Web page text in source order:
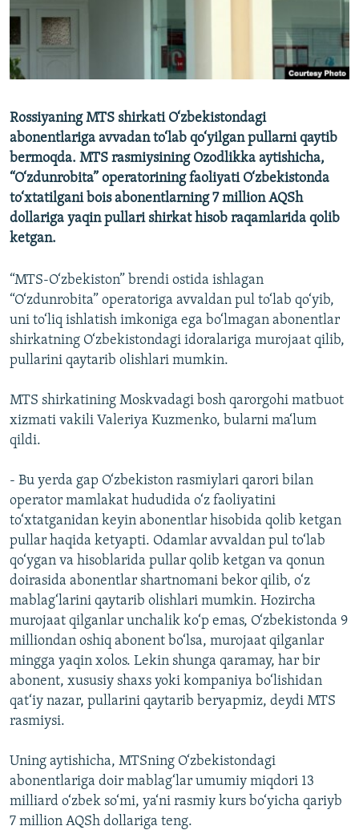
Rossiyaning MTS shirkati O‘zbekistondagi
abonentlariga avvadan to‘lab qo‘yilgan pullarni qaytib
bermoqda. MTS rasmiysining Ozodlikka aytishicha,
“O‘zdunrobita” operatorining faoliyati O‘zbekistonda
to‘xtatilgani bois abonentlarning 7 million AQSh
dollariga yaqin pullari shirkat hisob raqamlarida qolib
ketgan.
“MTS-O‘zbekiston” brendi ostida ishlagan
“O‘zdunrobita” operatoriga avvaldan pul to‘lab qo‘yib,
uni to‘liq ishlatish imkoniga ega bo‘lmagan abonentlar
shirkatning O‘zbekistondagi idoralariga murojaat qilib,
pullarini qaytarib olishlari mumkin.
MTS shirkatining Moskvadagi bosh qarorgohi matbuot
xizmati vakili Valeriya Kuzmenko, bularni ma‘lum
qildi.
- Bu yerda gap O‘zbekiston rasmiylari qarori bilan
operator mamlakat hududida o‘z faoliyatini
to‘xtatganidan keyin abonentlar hisobida qolib ketgan
pullar haqida ketyapti. Odamlar avvaldan pul to‘lab
qo‘ygan va hisoblarida pullar qolib ketgan va qonun
doirasida abonentlar shartnomani bekor qilib, o‘z
mablag‘larini qaytarib olishlari mumkin. Hozircha
murojaat qilganlar unchalik ko‘p emas, O‘zbekistonda 9
milliondan oshiq abonent bo‘lsa, murojaat qilganlar
mingga yaqin xolos. Lekin shunga qaramay, har bir
abonent, xususiy shaxs yoki kompaniya bo‘lishidan
qat‘iy nazar, pullarini qaytarib beryapmiz, deydi MTS
rasmiysi.
Uning aytishicha, MTSning O‘zbekistondagi
abonentlariga doir mablag‘lar umumiy miqdori 13
milliard o‘zbek so‘mi, ya‘ni rasmiy kurs bo‘yicha qariyb
7 million AQSh dollariga teng.